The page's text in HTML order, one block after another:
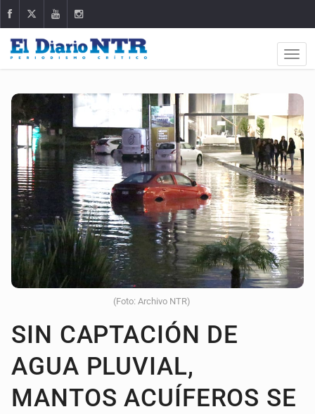
(Foto: Archivo NTR)
SIN CAPTACIÓN DE
AGUA PLUVIAL,
MANTOS ACUÍFEROS SE